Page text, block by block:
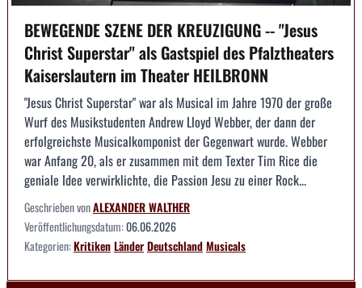
BEWEGENDE SZENE DER KREUZIGUNG -- "Jesus
Christ Superstar" als Gastspiel des Pfalztheaters
Kaiserslautern im Theater HEILBRONN
"Jesus Christ Superstar" war als Musical im Jahre 1970 der große
Wurf des Musikstudenten Andrew Lloyd Webber, der dann der
erfolgreichste Musicalkomponist der Gegenwart wurde. Webber
war Anfang 20, als er zusammen mit dem Texter Tim Rice die
geniale Idee verwirklichte, die Passion Jesu zu einer Rock...
Geschrieben vonALEXANDER WALTHER
Veröffentlichungsdatum:06.06.2026
Kategorien:KritikenLänderDeutschlandMusicals